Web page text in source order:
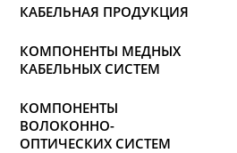
КАБЕЛЬНАЯ ПРОДУКЦИЯ
КОМПОНЕНТЫ МЕДНЫХ
КАБЕЛЬНЫХ СИСТЕМ
КОМПОНЕНТЫ
ВОЛОКОННО-
ОПТИЧЕСКИХ СИСТЕМ